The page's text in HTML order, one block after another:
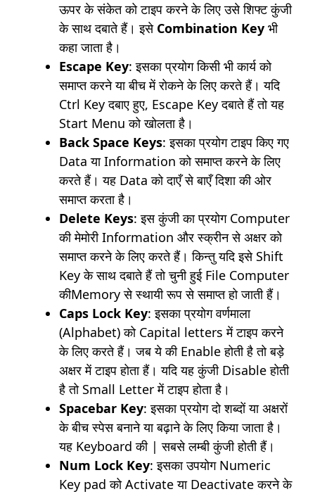
ऊपर के संकेत को टाइप करने के लिए उसे शिफ्ट कुंजी
के साथ दबाते हैं। इसे Combination Key भी
कहा जाता है।
Escape Key: इसका प्रयोग किसी भी कार्य को
समाप्त करने या बीच में रोकने के लिए करते हैं। यदि
Ctrl Key दबाए हुए, Escape Key दबाते हैं तो यह
Start Menu को खोलता है।
Back Space Keys: इसका प्रयोग टाइप किए गए
Data या Information को समाप्त करने के लिए
करते हैं। यह Data को दाएँ से बाएँ दिशा की ओर
समाप्त करता है।
Delete Keys: इस कुंजी का प्रयोग Computer
की मेमोरी Information और स्क्रीन से अक्षर को
समाप्त करने के लिए करते हैं। किन्तु यदि इसे Shift
Key के साथ दबाते हैं तो चुनी हुई File Computer
कीMemory से स्थायी रूप से समाप्त हो जाती हैं।
Caps Lock Key: इसका प्रयोग वर्णमाला
(Alphabet) को Capital letters में टाइप करने
के लिए करते हैं। जब ये की Enable होती है तो बड़े
अक्षर में टाइप होता हैं। यदि यह कुंजी Disable होती
है तो Small Letter में टाइप होता है।
Spacebar Key: इसका प्रयोग दो शब्दों या अक्षरों
के बीच स्पेस बनाने या बढ़ाने के लिए किया जाता है।
यह Keyboard की | सबसे लम्बी कुंजी होती हैं।
Num Lock Key: इसका उपयोग Numeric
Key pad को Activate या Deactivate करने के